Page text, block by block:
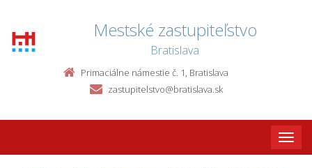
Mestské zastupiteľstvo
Bratislava
Primaciálne námestie č. 1, Bratislava
zastupitelstvo@bratislava.sk
Toggle